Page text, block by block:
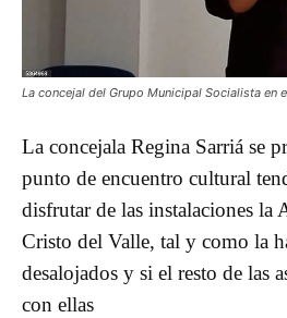
La concejal del Grupo Municipal Socialista en
La concejala Regina Sarriá se
punto de encuentro cultural
disfrutar de las instalaciones la
Cristo del Valle, tal y como la
desalojados y si el resto de las
con ellas